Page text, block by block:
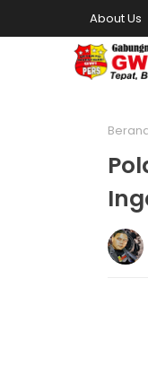
About Us